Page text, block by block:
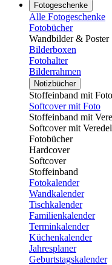
Fotogeschenke
Alle Fotogeschenke
Fotobücher
Wandbilder & Poster
Bilderboxen
Fotohalter
Bilderrahmen
Notizbücher
Stoffeinband mit Foto
Softcover mit Foto
Stoffeinband mit
Softcover mit
Fotobücher
Hardcover
Softcover
Stoffeinband
Fotokalender
Wandkalender
Tischkalender
Familienkalender
Terminkalender
Küchenkalender
Jahresplaner
Geburtstagskalender